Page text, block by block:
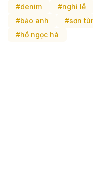
#denim
#nghỉ lễ
#bảo anh
#sơn
#hồ ngọc hà